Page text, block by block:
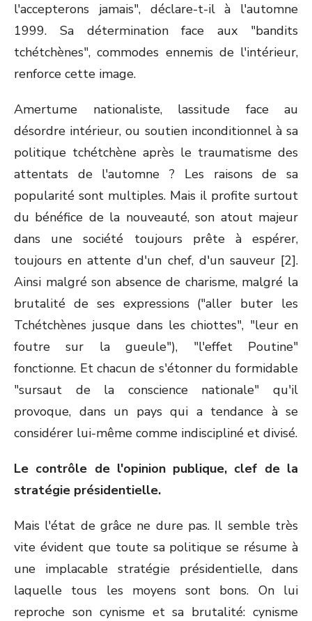
l'accepterons jamais", déclare-t-il à l'automne
1999. Sa détermination face aux "bandits
tchétchènes", commodes ennemis de l'intérieur,
renforce cette image.
Amertume nationaliste, lassitude face au
désordre intérieur, ou soutien inconditionnel à sa
politique tchétchène après le traumatisme des
attentats de l'automne ? Les raisons de sa
popularité sont multiples. Mais il profite surtout
du bénéfice de la nouveauté, son atout majeur
dans une société toujours prête à espérer,
toujours en attente d'un chef, d'un sauveur [2].
Ainsi malgré son absence de charisme, malgré la
brutalité de ses expressions ("aller buter les
Tchétchènes jusque dans les chiottes", "leur en
foutre sur la gueule"), "l'effet Poutine"
fonctionne. Et chacun de s'étonner du formidable
"sursaut de la conscience nationale" qu'il
provoque, dans un pays qui a tendance à se
considérer lui-même comme indiscipliné et divisé.
Le contrôle de l'opinion publique, clef de la
stratégie présidentielle.
Mais l'état de grâce ne dure pas. Il semble très
vite évident que toute sa politique se résume à
une implacable stratégie présidentielle, dans
laquelle tous les moyens sont bons. On lui
reproche son cynisme et sa brutalité: cynisme